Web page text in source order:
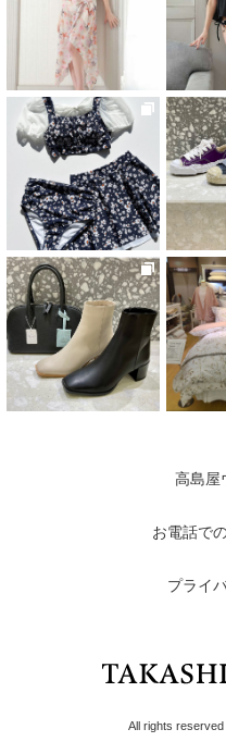
高島屋
お電話で
プライ
All rights